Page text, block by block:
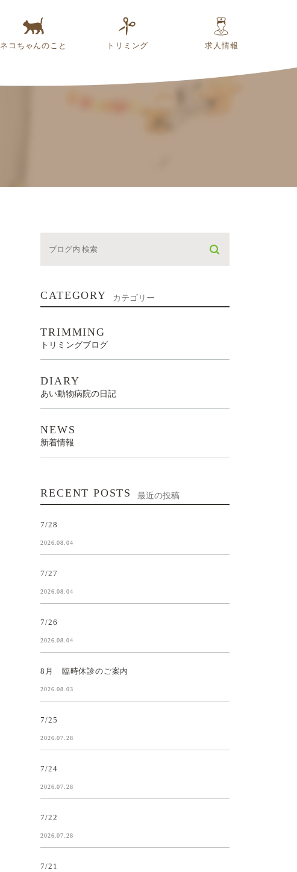
ネコちゃんのこと トリミング 求人情報
CATEGORY カテゴリー
TRIMMING
トリミングブログ
DIARY
あい動物病院の日記
NEWS
新着情報
RECENT POSTS 最近の投稿
7/28
2026.08.04
7/27
2026.08.04
7/26
2026.08.04
8月 臨時休診のご案内
2026.08.03
7/25
2026.07.28
7/24
2026.07.28
7/22
2026.07.28
7/21